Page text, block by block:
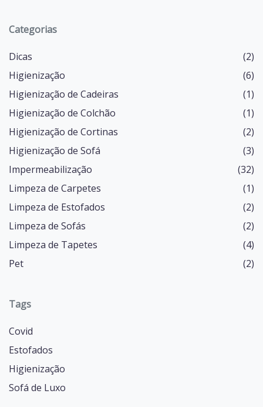
Categorias
Dicas
(2)
Higienização
(6)
Higienização de Cadeiras
(1)
Higienização de Colchão
(1)
Higienização de Cortinas
(2)
Higienização de Sofá
(3)
Impermeabilização
(32)
Limpeza de Carpetes
(1)
Limpeza de Estofados
(2)
Limpeza de Sofás
(2)
Limpeza de Tapetes
(4)
Pet
(2)
Tags
Covid
Estofados
Higienização
Sofá de Luxo